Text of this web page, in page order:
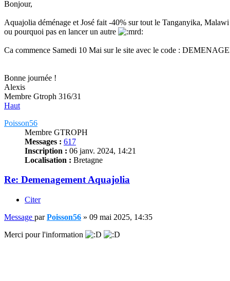
Bonjour,
Aquajolia déménage et José fait -40% sur tout le Tanganyika,
ou pourquoi pas en lancer un autre
Ca commence Samedi 10 Mai sur le site avec le code :
Bonne journée !
Alexis
Membre Gtroph 316/31
Haut
Poisson56
Membre GTROPH
Messages : 617
Inscription : 06 janv. 2024, 14:21
Localisation : Bretagne
Re: Demenagement Aquajolia
Citer
Message parPoisson56 » 09 mai 2025, 14:35
Merci pour l'information